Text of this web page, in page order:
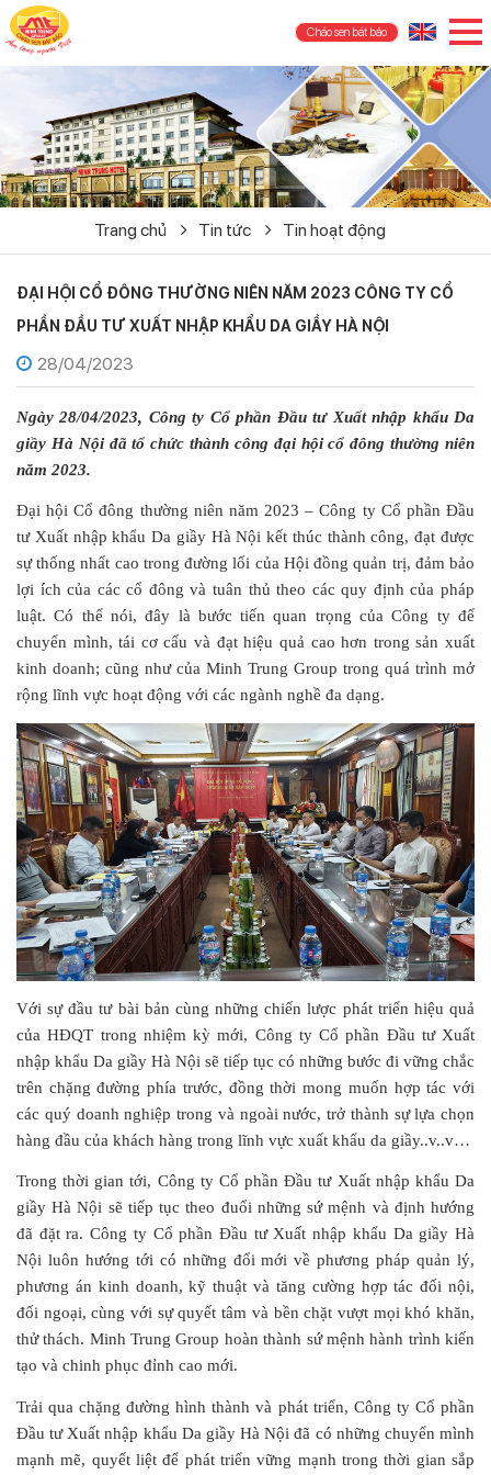
Cháo sen bát bảo
Trang chủ Tin tức Tin hoạt động
ĐẠI HỘI CỔ ĐÔNG THƯỜNG NIÊN NĂM 2023 CÔNG TY CỔ
PHẦN ĐẦU TƯ XUẤT NHẬP KHẨU DA GIẦY HÀ NỘI
28/04/2023
Ngày 28/04/2023, Công ty Cổ phần Đầu tư Xuất nhập khẩu Da
giầy Hà Nội đã tổ chức thành công đại hội cổ đông thường niên
năm 2023.
Đại hội Cổ đông thường niên năm 2023 – Công ty Cổ phần Đầu
tư Xuất nhập khẩu Da giầy Hà Nội kết thúc thành công, đạt được
sự thống nhất cao trong đường lối của Hội đồng quản trị, đảm bảo
lợi ích của các cổ đông và tuân thủ theo các quy định của pháp
luật. Có thể nói, đây là bước tiến quan trọng của Công ty để
chuyển mình, tái cơ cấu và đạt hiệu quả cao hơn trong sản xuất
kinh doanh; cũng như của Minh Trung Group trong quá trình mở
rộng lĩnh vực hoạt động với các ngành nghề đa dạng.
Với sự đầu tư bài bản cùng những chiến lược phát triển hiệu quả
của HĐQT trong nhiệm kỳ mới, Công ty Cổ phần Đầu tư Xuất
nhập khẩu Da giầy Hà Nội sẽ tiếp tục có những bước đi vững chắc
trên chặng đường phía trước, đồng thời mong muốn hợp tác với
các quý doanh nghiệp trong và ngoài nước, trở thành sự lựa chọn
hàng đầu của khách hàng trong lĩnh vực xuất khẩu da giầy..v..v…
Trong thời gian tới, Công ty Cổ phần Đầu tư Xuất nhập khẩu Da
giầy Hà Nội sẽ tiếp tục theo đuổi những sứ mệnh và định hướng
đã đặt ra. Công ty Cổ phần Đầu tư Xuất nhập khẩu Da giầy Hà
Nội luôn hướng tới có những đổi mới về phương pháp quản lý,
phương án kinh doanh, kỹ thuật và tăng cường hợp tác đối nội,
đối ngoại, cùng với sự quyết tâm và bền chặt vượt mọi khó khăn,
thử thách. Minh Trung Group hoàn thành sứ mệnh hành trình kiến
tạo và chinh phục đỉnh cao mới.
Trải qua chặng đường hình thành và phát triển, Công ty Cổ phần
Đầu tư Xuất nhập khẩu Da giầy Hà Nội đã có những chuyển mình
mạnh mẽ, quyết liệt để phát triển vững mạnh trong thời gian sắp